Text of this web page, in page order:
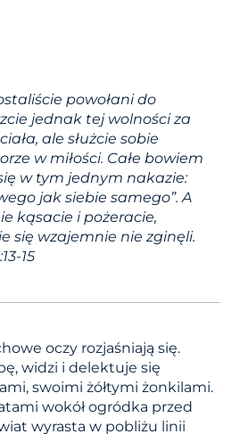
powołani do
jednak tej wolności za
ale służcie sobie
w miłości. Całe bowiem
w tym jednym nakazie:
jak siebie samego”. A
kąsacie i pożeracie,
się wzajemnie nie zginęli.
15
oczy rozjaśniają się.
widzi i delektuje się
swoimi żółtymi żonkilami.
wokół ogródka przed
wyrasta w pobliżu linii